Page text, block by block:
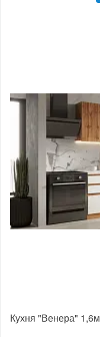
Кухня "Венера" 1,6м